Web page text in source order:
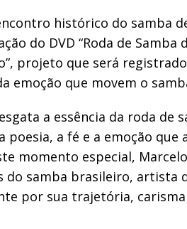
histórico do samba
do DVD “Roda de Samba
projeto que será
emoção que movem o
a essência da roda de
a fé e a emoção que
momento especial,
do samba brasileiro, artista
por sua trajetória,